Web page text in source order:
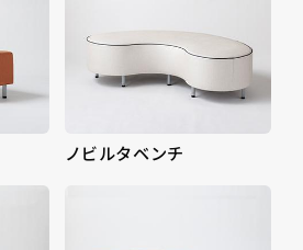
ノビルタベンチ